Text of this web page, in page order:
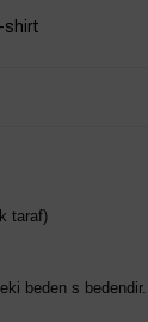
shirt
taraf)
beden s bedendir.